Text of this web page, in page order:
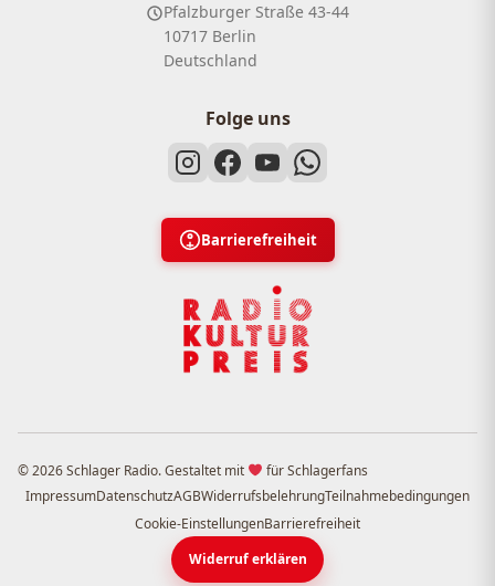
Pfalzburger Straße 43-44
10717 Berlin
Deutschland
Folge uns
Barrierefreiheit
© 2026 Schlager Radio. Gestaltet mit
für Schlagerfans
ImpressumDatenschutzAGBWiderrufsbelehrungTeilnahmebedingungen
Cookie-EinstellungenBarrierefreiheit
Widerruf erklären